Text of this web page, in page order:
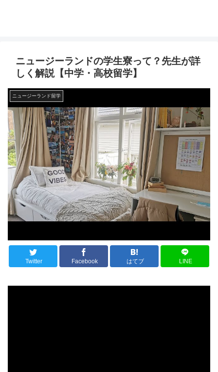
ニュージーランドの学生寮って？先生が詳
しく解説【中学・高校留学】
ニュージーランド留学
Twitter Facebook はてブ LINE